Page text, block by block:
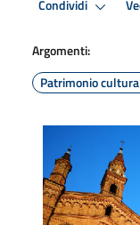
Condividi
Argomenti:
Patrimonio